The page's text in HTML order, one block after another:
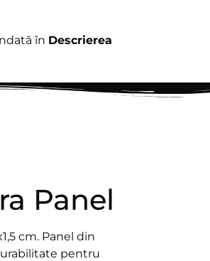
în Descrierea
Panel
cm. Panel din
pentru